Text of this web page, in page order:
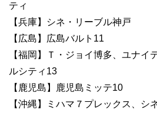
ティ
【兵庫】シネ・リーブル神戸
【広島】広島バルト11
【福岡】Ｔ・ジョイ博多、ユナイ
ルシティ13
【鹿児島】鹿児島ミッテ10
【沖縄】ミハマ７プレックス、シ